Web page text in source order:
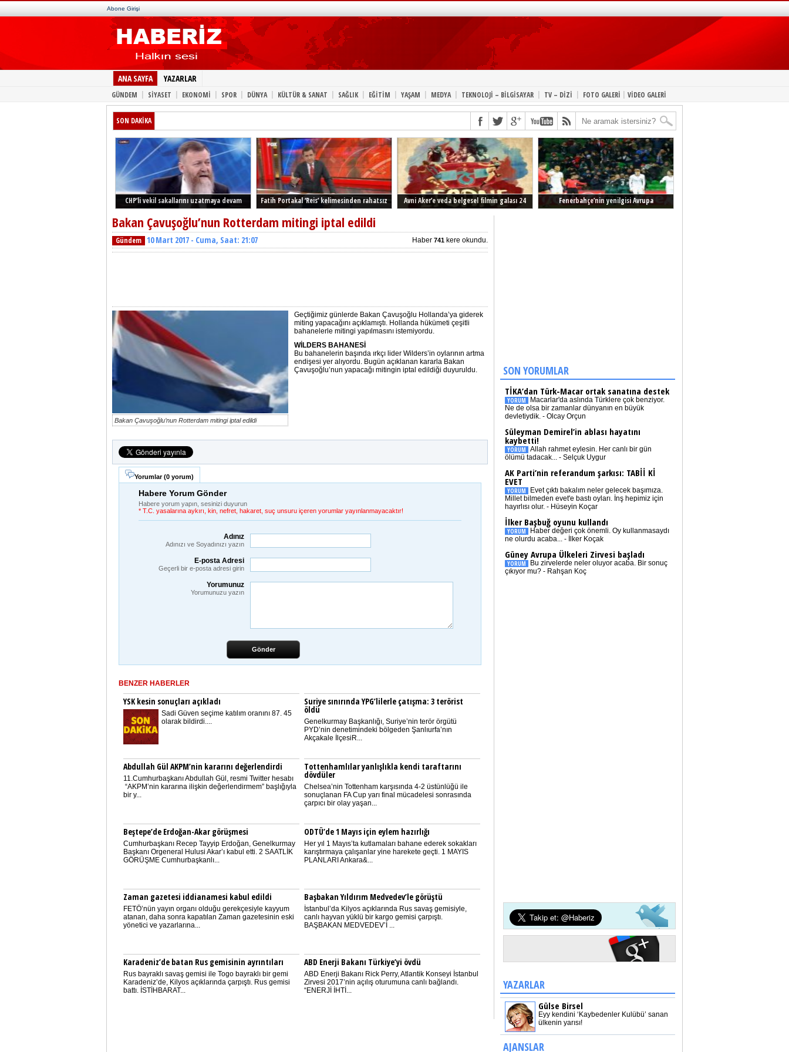
Abone Girişi
ANA SAYFA YAZARLAR
GÜNDEM | SİYASET | EKONOMİ | SPOR | DÜNYA | KÜLTÜR & SANAT | SAĞLIK | EĞİTİM | YAŞAM | MEDYA | TEKNOLOJİ – BİLGİSAYAR | TV – DİZİ | FOTO GALERİ | VİDEO GALERİ
SON DAKİKA
CHP’li vekil sakallarını uzatmaya devam
Fatih Portakal ‘Reis’ kelimesinden rahatsız
Avni Aker’e veda belgesel filmin galası 24
Fenerbahçe’nin yenilgisi Avrupa
Bakan Çavuşoğlu’nun Rotterdam mitingi iptal edildi
Gündem 10 Mart 2017 - Cuma, Saat: 21:07 Haber 741 kere okundu.
Bakan Çavuşoğlu’nun Rotterdam mitingi iptal edildi
Geçtiğimiz günlerde Bakan Çavuşoğlu Hollanda’ya giderek
miting yapacağını açıklamıştı. Hollanda hükümeti çeşitli
bahanelerle mitingi yapılmasını istemiyordu.
WİLDERS BAHANESİ
Bu bahanelerin başında ırkçı lider Wilders’in oylarının artma
endişesi yer alıyordu. Bugün açıklanan kararla Bakan
Çavuşoğlu’nun yapacağı mitingin iptal edildiği duyuruldu.
Yorumlar (0 yorum)
Habere Yorum Gönder
Habere yorum yapın, sesinizi duyurun
* T.C. yasalarına aykırı, kin, nefret, hakaret, suç unsuru içeren yorumlar yayınlanmayacaktır!
Adınız
Adınızı ve Soyadınızı yazın
E-posta Adresi
Geçerli bir e-posta adresi girin
Yorumunuz
Yorumunuzu yazın
Gönder
BENZER HABERLER
YSK kesin sonuçları açıkladı
Sadi Güven seçime katılım oranını 87. 45
olarak bildirdi....
Suriye sınırında YPG’lilerle çatışma: 3 terörist
öldü
Genelkurmay Başkanlığı, Suriye’nin terör örgütü
PYD’nin denetimindeki bölgeden Şanlıurfa’nın
Akçakale İlçesiR...
Abdullah Gül AKPM’nin kararını değerlendirdi
11.Cumhurbaşkanı Abdullah Gül, resmi Twitter hesabı
“AKPM’nin kararına ilişkin değerlendirmem” başlığıyla
bir y...
Tottenhamlılar yanlışlıkla kendi taraftarını
dövdüler
Chelsea’nin Tottenham karşısında 4-2 üstünlüğü ile
sonuçlanan FA Cup yarı final mücadelesi sonrasında
çarpıcı bir olay yaşan...
Beştepe’de Erdoğan-Akar görüşmesi
Cumhurbaşkanı Recep Tayyip Erdoğan, Genelkurmay
Başkanı Orgeneral Hulusi Akar’ı kabul etti. 2 SAATLİK
GÖRÜŞME Cumhurbaşkanlı...
ODTÜ’de 1 Mayıs için eylem hazırlığı
Her yıl 1 Mayıs’ta kutlamaları bahane ederek sokakları
karıştırmaya çalışanlar yine harekete geçti. 1 MAYIS
PLANLARI Ankara&...
Zaman gazetesi iddianamesi kabul edildi
FETÖ’nün yayın organı olduğu gerekçesiyle kayyum
atanan, daha sonra kapatılan Zaman gazetesinin eski
yönetici ve yazarlarına...
Başbakan Yıldırım Medvedev’le görüştü
İstanbul’da Kilyos açıklarında Rus savaş gemisiyle,
canlı hayvan yüklü bir kargo gemisi çarpıştı.
BAŞBAKAN MEDVEDEV’İ ...
Karadeniz’de batan Rus gemisinin ayrıntıları
Rus bayraklı savaş gemisi ile Togo bayraklı bir gemi
Karadeniz’de, Kilyos açıklarında çarpıştı. Rus gemisi
battı. İSTİHBARAT...
ABD Enerji Bakanı Türkiye’yi övdü
ABD Enerji Bakanı Rick Perry, Atlantik Konseyi İstanbul
Zirvesi 2017’nin açılış oturumuna canlı bağlandı.
“ENERJİ İHTİ...
SON YORUMLAR
TİKA’dan Türk-Macar ortak sanatına destek
YORUM
Macarlar'da aslında Türklere çok benziyor.
Ne de olsa bir zamanlar dünyanın en büyük
devletiydik. - Olcay Orçun
Süleyman Demirel’in ablası hayatını
kaybetti!
YORUM Allah rahmet eylesin. Her canlı bir gün
ölümü tadacak... - Selçuk Uygur
AK Parti’nin referandum şarkısı: TABİİ Kİ
EVET
YORUM
Evet çıktı bakalım neler gelecek başımıza.
Millet bilmeden evet'e bastı oyları. İnş hepimiz için
hayırlısı olur. - Hüseyin Koçar
İlker Başbuğ oyunu kullandı
YORUM
Haber değeri çok önemli. Oy kullanmasaydı
ne olurdu acaba... - İlker Koçak
Güney Avrupa Ülkeleri Zirvesi başladı
YORUM
Bu zirvelerde neler oluyor acaba. Bir sonuç
çıkıyor mu? - Rahşan Koç
YAZARLAR
Gülse Birsel
Eyy kendini ‘Kaybedenler Kulübü’ sanan
ülkenin yarısı!
AJANSLAR